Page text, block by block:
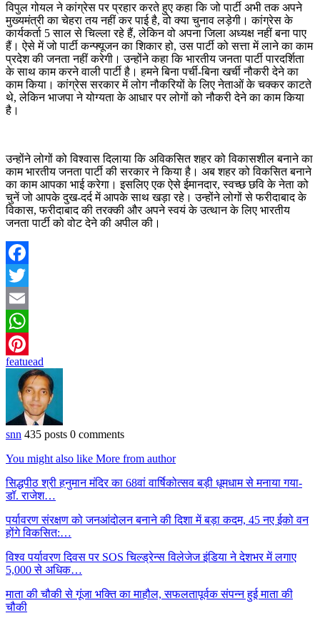
विपुल गोयल ने कांग्रेस पर प्रहार करते हुए कहा कि जो पार्टी अभी तक अपने
मुख्यमंत्री का चेहरा तय नहीं कर पाई है, वो क्या चुनाव लड़ेगी। कांग्रेस के
कार्यकर्ता 5 साल से चिल्ला रहे हैं, लेकिन वो अपना जिला अध्यक्ष नहीं बना पाए
हैं। ऐसे में जो पार्टी कन्फ्यूजन का शिकार हो, उस पार्टी को सत्ता में लाने का काम
प्रदेश की जनता नहीं करेगी। उन्होंने कहा कि भारतीय जनता पार्टी पारदर्शिता
के साथ काम करने वाली पार्टी है। हमने बिना पर्ची-बिना खर्ची नौकरी देने का
काम किया। कांग्रेस सरकार में लोग नौकरियों के लिए नेताओं के चक्कर काटते
थे, लेकिन भाजपा ने योग्यता के आधार पर लोगों को नौकरी देने का काम किया
है।
उन्होंने लोगों को विश्वास दिलाया कि अविकसित शहर को विकासशील बनाने का
काम भारतीय जनता पार्टी की सरकार ने किया है। अब शहर को विकसित बनाने
का काम आपका भाई करेगा। इसलिए एक ऐसे ईमानदार, स्वच्छ छवि के नेता को
चुनें जो आपके दुख-दर्द में आपके साथ खड़ा रहे। उन्होंने लोगों से फरीदाबाद के
विकास, फरीदाबाद की तरक्की और अपने स्वयं के उत्थान के लिए भारतीय
जनता पार्टी को वोट देने की अपील की।
Facebook
Twitter
Email
WhatsApp
Pinterest
featuead
snn 435 posts 0 comments
You might also like More from author
सिद्धपीठ श्री हनुमान मंदिर का 68वां वार्षिकोत्सव बड़ी धूमधाम से मनाया गया-
डॉ. राजेश…
पर्यावरण संरक्षण को जनआंदोलन बनाने की दिशा में बड़ा कदम, 45 नए ईको वन
होंगे विकसित:…
विश्व पर्यावरण दिवस पर SOS चिल्ड्रेन्स विलेजेज इंडिया ने देशभर में लगाए
5,000 से अधिक…
माता की चौकी से गूंजा भक्ति का माहौल, सफलतापूर्वक संपन्न हुई माता की
चौकी